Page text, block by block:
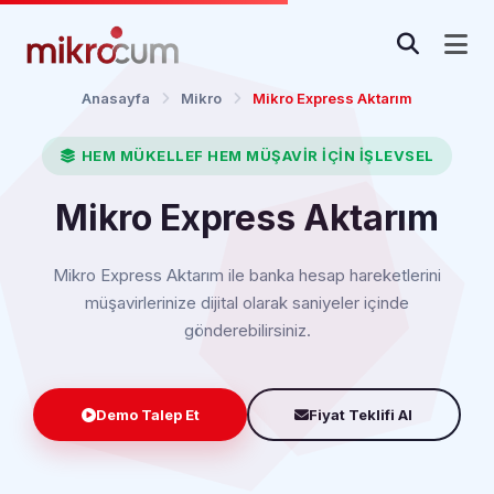
Anasayfa Mikro Mikro Express Aktarım
HEM MÜKELLEF HEM MÜŞAVİR İÇİN İŞLEVSEL
Mikro Express Aktarım
Mikro Express Aktarım ile banka hesap hareketlerini
müşavirlerinize dijital olarak saniyeler içinde
gönderebilirsiniz.
Demo Talep Et Fiyat Teklifi Al